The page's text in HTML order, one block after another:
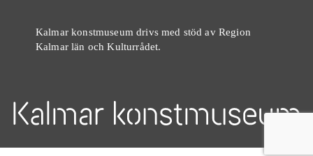
Kalmar konstmuseum drivs med stöd av Region
Kalmar län och Kulturrådet.